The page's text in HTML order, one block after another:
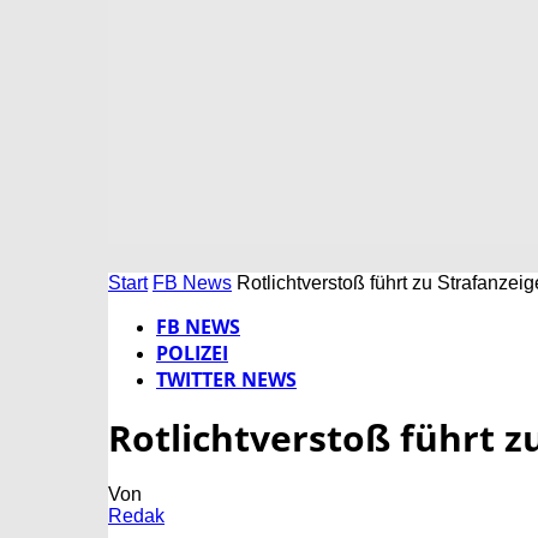
Start FB News Rotlichtverstoß führt zu
FB NEWS
POLIZEI
TWITTER NEWS
Rotlichtverstoß führt
Von
Redak